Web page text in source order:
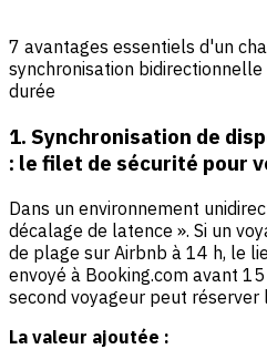
7 avantages essentiels d'un
synchronisation
durée
1. Synchronisation de
: le filet de sécurité pour
Dans un environnement
décalage de latence ». Si un
de plage sur Airbnb à 14 h, le
envoyé à Booking.com avant
second voyageur peut réserver
La valeur ajoutée :